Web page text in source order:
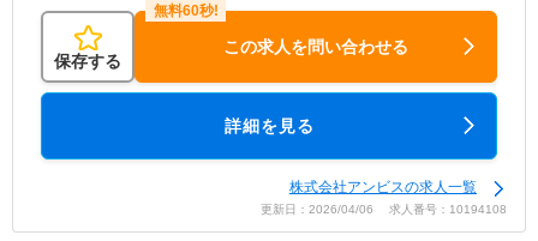
保存する
この求人を問い合わせる
詳細を見る
株式会社アンビスの求人一覧
更新日：2026/04/06 求人番号：10194108